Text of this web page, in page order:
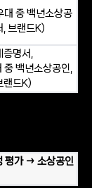
대 중 백년소상공
, 브랜드K)
증명서,
중 백년소상공인,
랜드K)
평가 → 소상공인